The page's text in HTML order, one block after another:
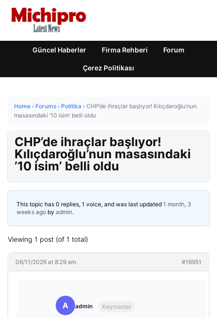
Güncel Haberler Firma Rehberi Forum
Çerez Politikası
Home › Forums › Politika › CHP’de ihraçlar başlıyor! Kılıçdaroğlu’nun
masasındaki ’10 isim’ belli oldu
CHP’de ihraçlar başlıyor!
Kılıçdaroğlu’nun masasındaki
’10 isim’ belli oldu
This topic has 0 replies, 1 voice, and was last updated 1 month, 3
weeks ago by admin.
Viewing 1 post (of 1 total)
06/11/2026 at 8:29 am #16951
A admin Keymaster